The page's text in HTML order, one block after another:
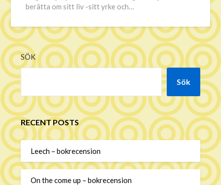
berätta om sitt liv -sitt yrke och…
SÖK
Sök
RECENT POSTS
Leech – bokrecension
On the come up – bokrecension